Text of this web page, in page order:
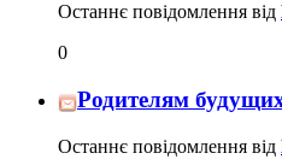
Останнє повідомлення від
0
Родителям
Останнє повідомлення від